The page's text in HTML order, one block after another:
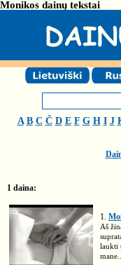
Monikos dainų tekstai
A B C Č D E F G H I J
1 daina:
1.
Aš
laukti
mane...